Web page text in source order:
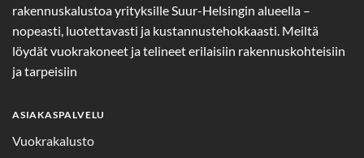
rakennuskalustoa yrityksille Suur-Helsingin alueella –
nopeasti, luotettavasti ja kustannustehokkaasti. Meiltä
löydät vuokrakoneet ja telineet erilaisiin rakennuskohteisiin
ja tarpeisiin
ASIAKASPALVELU
Vuokrakalusto